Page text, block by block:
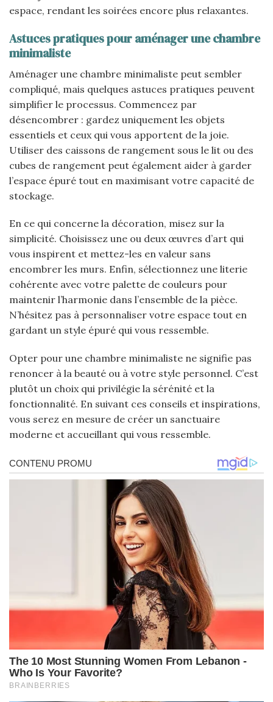
espace, rendant les soirées encore plus relaxantes.
Astuces pratiques pour aménager une chambre
minimaliste
Aménager une chambre minimaliste peut sembler
compliqué, mais quelques astuces pratiques peuvent
simplifier le processus. Commencez par
désencombrer : gardez uniquement les objets
essentiels et ceux qui vous apportent de la joie.
Utiliser des caissons de rangement sous le lit ou des
cubes de rangement peut également aider à garder
l’espace épuré tout en maximisant votre capacité de
stockage.
En ce qui concerne la décoration, misez sur la
simplicité. Choisissez une ou deux œuvres d’art qui
vous inspirent et mettez-les en valeur sans
encombrer les murs. Enfin, sélectionnez une literie
cohérente avec votre palette de couleurs pour
maintenir l’harmonie dans l’ensemble de la pièce.
N’hésitez pas à personnaliser votre espace tout en
gardant un style épuré qui vous ressemble.
Opter pour une chambre minimaliste ne signifie pas
renoncer à la beauté ou à votre style personnel. C’est
plutôt un choix qui privilégie la sérénité et la
fonctionnalité. En suivant ces conseils et inspirations,
vous serez en mesure de créer un sanctuaire
moderne et accueillant qui vous ressemble.